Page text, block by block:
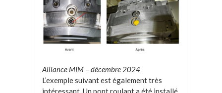
Alliance MIM – décembre 2024
L’exemple suivant est également très
intéressant. Un pont roulant a été installé